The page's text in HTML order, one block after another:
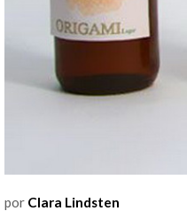
por Clara Lindsten